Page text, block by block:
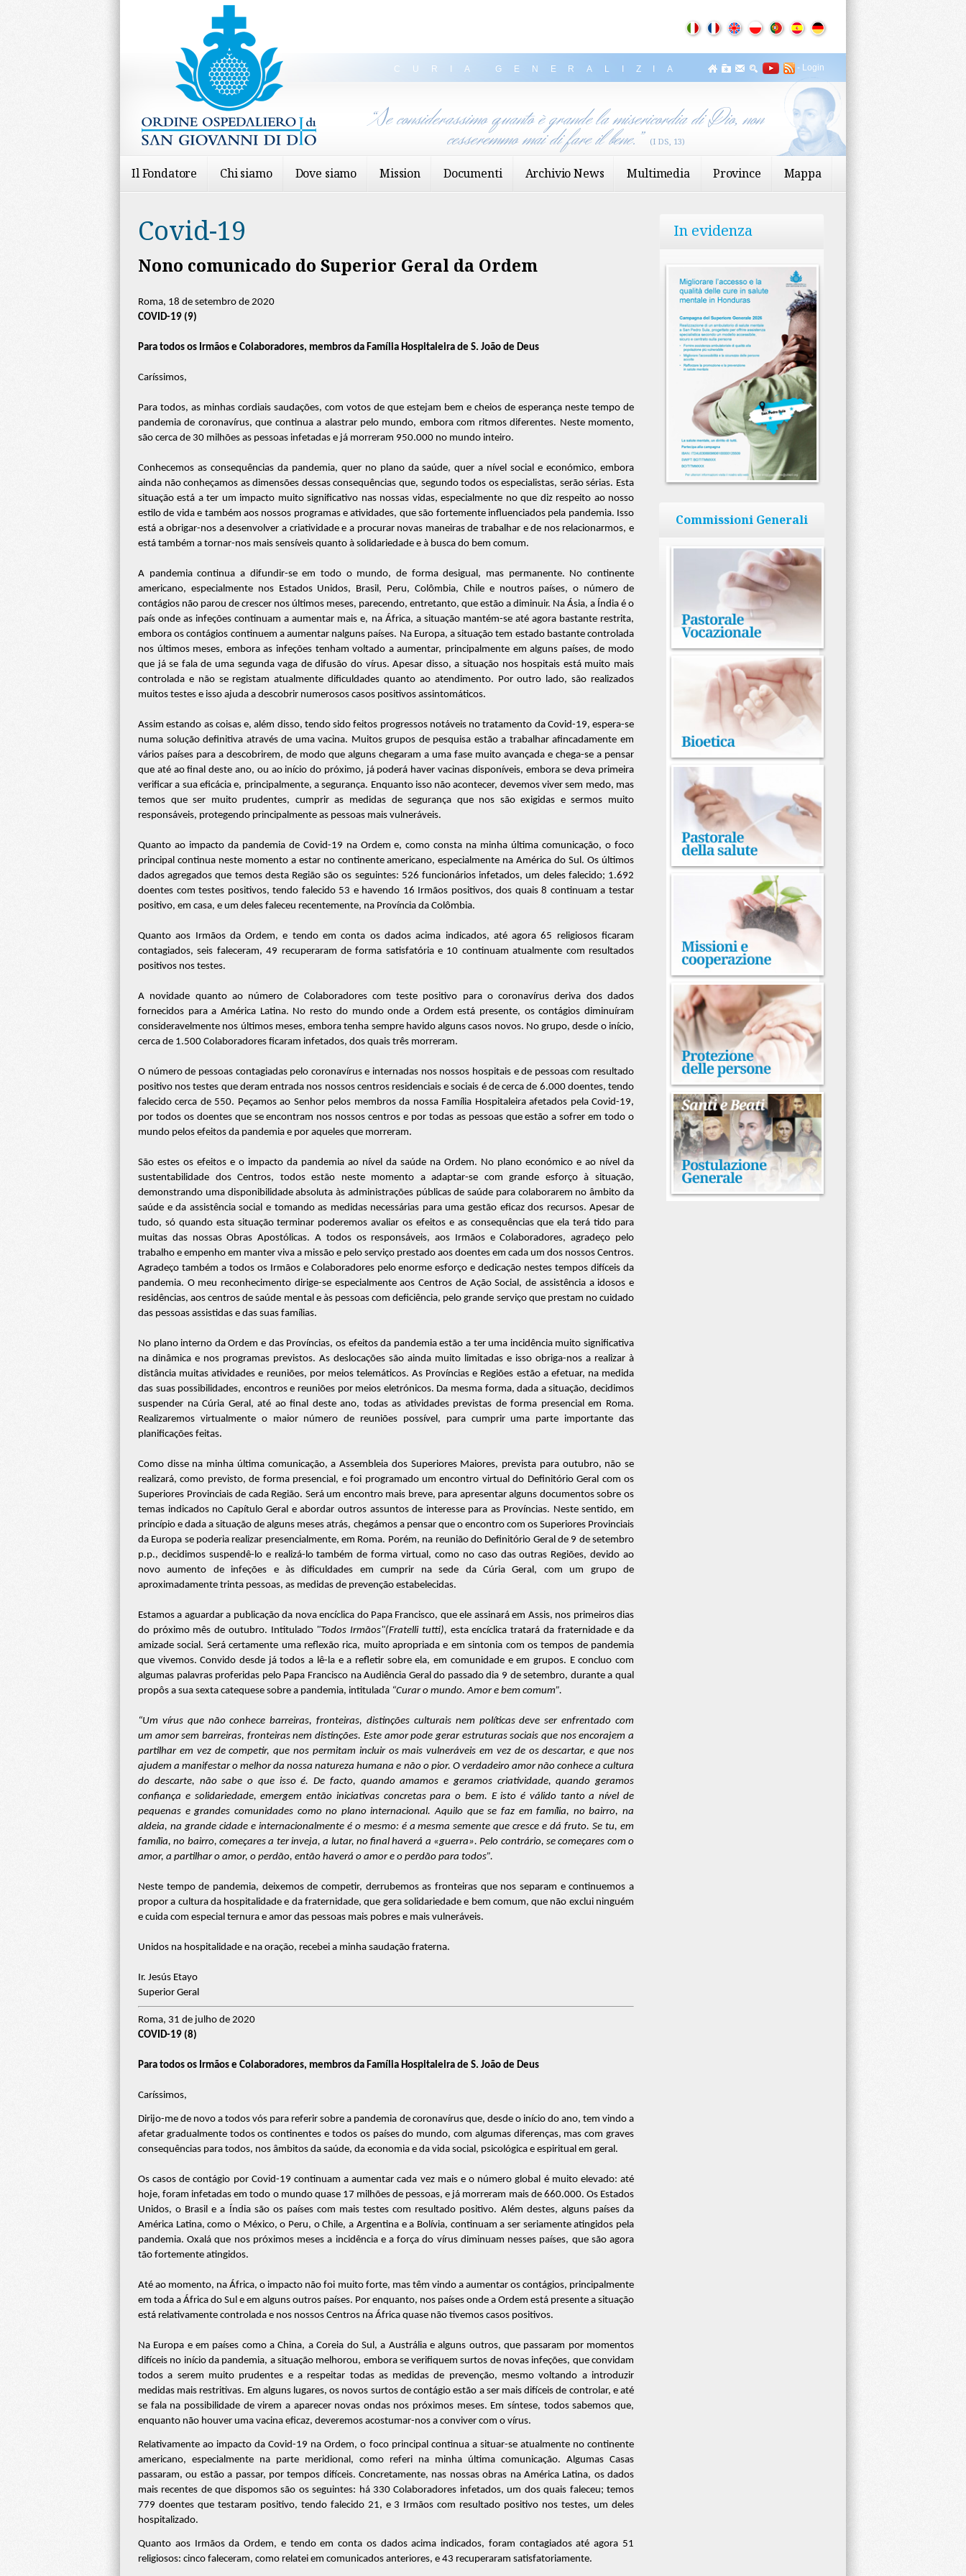
Il Fondatore Chi siamo Dove siamo Mission Documenti Archivio News Multimedia Province Mappa
CURIA GENERALIZIA - Login
“Se considerassimo quanto è grande la misericordia di Dio, non
cesseremmo mai di fare il bene.” (I DS, 13)
Covid-19
Nono comunicado do Superior Geral da Ordem
Roma, 18 de setembro de 2020
COVID-19 (9)
Para todos os Irmãos e Colaboradores, membros da Família Hospitaleira de S. João de Deus
Caríssimos,
Para todos, as minhas cordiais saudações, com votos de que estejam bem e cheios de esperança neste tempo de
pandemia de coronavírus, que continua a alastrar pelo mundo, embora com ritmos diferentes. Neste momento,
são cerca de 30 milhões as pessoas infetadas e já morreram 950.000 no mundo inteiro.
Conhecemos as consequências da pandemia, quer no plano da saúde, quer a nível social e económico, embora
ainda não conheçamos as dimensões dessas consequências que, segundo todos os especialistas, serão sérias. Esta
situação está a ter um impacto muito significativo nas nossas vidas, especialmente no que diz respeito ao nosso
estilo de vida e também aos nossos programas e atividades, que são fortemente influenciados pela pandemia. Isso
está a obrigar-nos a desenvolver a criatividade e a procurar novas maneiras de trabalhar e de nos relacionarmos, e
está também a tornar-nos mais sensíveis quanto à solidariedade e à busca do bem comum.
A pandemia continua a difundir-se em todo o mundo, de forma desigual, mas permanente. No continente
americano, especialmente nos Estados Unidos, Brasil, Peru, Colômbia, Chile e noutros países, o número de
contágios não parou de crescer nos últimos meses, parecendo, entretanto, que estão a diminuir. Na Ásia, a Índia é o
país onde as infeções continuam a aumentar mais e, na África, a situação mantém-se até agora bastante restrita,
embora os contágios continuem a aumentar nalguns países. Na Europa, a situação tem estado bastante controlada
nos últimos meses, embora as infeções tenham voltado a aumentar, principalmente em alguns países, de modo
que já se fala de uma segunda vaga de difusão do vírus. Apesar disso, a situação nos hospitais está muito mais
controlada e não se registam atualmente dificuldades quanto ao atendimento. Por outro lado, são realizados
muitos testes e isso ajuda a descobrir numerosos casos positivos assintomáticos.
Assim estando as coisas e, além disso, tendo sido feitos progressos notáveis no tratamento da Covid-19, espera-se
numa solução definitiva através de uma vacina. Muitos grupos de pesquisa estão a trabalhar afincadamente em
vários países para a descobrirem, de modo que alguns chegaram a uma fase muito avançada e chega-se a pensar
que até ao final deste ano, ou ao início do próximo, já poderá haver vacinas disponíveis, embora se deva primeira
verificar a sua eficácia e, principalmente, a segurança. Enquanto isso não acontecer, devemos viver sem medo, mas
temos que ser muito prudentes, cumprir as medidas de segurança que nos são exigidas e sermos muito
responsáveis, protegendo principalmente as pessoas mais vulneráveis.
Quanto ao impacto da pandemia de Covid-19 na Ordem e, como consta na minha última comunicação, o foco
principal continua neste momento a estar no continente americano, especialmente na América do Sul. Os últimos
dados agregados que temos desta Região são os seguintes: 526 funcionários infetados, um deles falecido; 1.692
doentes com testes positivos, tendo falecido 53 e havendo 16 Irmãos positivos, dos quais 8 continuam a testar
positivo, em casa, e um deles faleceu recentemente, na Província da Colômbia.
Quanto aos Irmãos da Ordem, e tendo em conta os dados acima indicados, até agora 65 religiosos ficaram
contagiados, seis faleceram, 49 recuperaram de forma satisfatória e 10 continuam atualmente com resultados
positivos nos testes.
A novidade quanto ao número de Colaboradores com teste positivo para o coronavírus deriva dos dados
fornecidos para a América Latina. No resto do mundo onde a Ordem está presente, os contágios diminuíram
consideravelmente nos últimos meses, embora tenha sempre havido alguns casos novos. No grupo, desde o início,
cerca de 1.500 Colaboradores ficaram infetados, dos quais três morreram.
O número de pessoas contagiadas pelo coronavírus e internadas nos nossos hospitais e de pessoas com resultado
positivo nos testes que deram entrada nos nossos centros residenciais e sociais é de cerca de 6.000 doentes, tendo
falecido cerca de 550. Peçamos ao Senhor pelos membros da nossa Família Hospitaleira afetados pela Covid-19,
por todos os doentes que se encontram nos nossos centros e por todas as pessoas que estão a sofrer em todo o
mundo pelos efeitos da pandemia e por aqueles que morreram.
São estes os efeitos e o impacto da pandemia ao nível da saúde na Ordem. No plano económico e ao nível da
sustentabilidade dos Centros, todos estão neste momento a adaptar-se com grande esforço à situação,
demonstrando uma disponibilidade absoluta às administrações públicas de saúde para colaborarem no âmbito da
saúde e da assistência social e tomando as medidas necessárias para uma gestão eficaz dos recursos. Apesar de
tudo, só quando esta situação terminar poderemos avaliar os efeitos e as consequências que ela terá tido para
muitas das nossas Obras Apostólicas. A todos os responsáveis, aos Irmãos e Colaboradores, agradeço pelo
trabalho e empenho em manter viva a missão e pelo serviço prestado aos doentes em cada um dos nossos Centros.
Agradeço também a todos os Irmãos e Colaboradores pelo enorme esforço e dedicação nestes tempos difíceis da
pandemia. O meu reconhecimento dirige-se especialmente aos Centros de Ação Social, de assistência a idosos e
residências, aos centros de saúde mental e às pessoas com deficiência, pelo grande serviço que prestam no cuidado
das pessoas assistidas e das suas famílias.
No plano interno da Ordem e das Províncias, os efeitos da pandemia estão a ter uma incidência muito significativa
na dinâmica e nos programas previstos. As deslocações são ainda muito limitadas e isso obriga-nos a realizar à
distância muitas atividades e reuniões, por meios telemáticos. As Províncias e Regiões estão a efetuar, na medida
das suas possibilidades, encontros e reuniões por meios eletrónicos. Da mesma forma, dada a situação, decidimos
suspender na Cúria Geral, até ao final deste ano, todas as atividades previstas de forma presencial em Roma.
Realizaremos virtualmente o maior número de reuniões possível, para cumprir uma parte importante das
planificações feitas.
Como disse na minha última comunicação, a Assembleia dos Superiores Maiores, prevista para outubro, não se
realizará, como previsto, de forma presencial, e foi programado um encontro virtual do Definitório Geral com os
Superiores Provinciais de cada Região. Será um encontro mais breve, para apresentar alguns documentos sobre os
temas indicados no Capítulo Geral e abordar outros assuntos de interesse para as Províncias. Neste sentido, em
princípio e dada a situação de alguns meses atrás, chegámos a pensar que o encontro com os Superiores Provinciais
da Europa se poderia realizar presencialmente, em Roma. Porém, na reunião do Definitório Geral de 9 de setembro
p.p., decidimos suspendê-lo e realizá-lo também de forma virtual, como no caso das outras Regiões, devido ao
novo aumento de infeções e às dificuldades em cumprir na sede da Cúria Geral, com um grupo de
aproximadamente trinta pessoas, as medidas de prevenção estabelecidas.
Estamos a aguardar a publicação da nova encíclica do Papa Francisco, que ele assinará em Assis, nos primeiros dias
do próximo mês de outubro. Intitulado "Todos Irmãos"(Fratelli tutti), esta encíclica tratará da fraternidade e da
amizade social. Será certamente uma reflexão rica, muito apropriada e em sintonia com os tempos de pandemia
que vivemos. Convido desde já todos a lê-la e a refletir sobre ela, em comunidade e em grupos. E concluo com
algumas palavras proferidas pelo Papa Francisco na Audiência Geral do passado dia 9 de setembro, durante a qual
propôs a sua sexta catequese sobre a pandemia, intitulada “Curar o mundo. Amor e bem comum”.
“Um vírus que não conhece barreiras, fronteiras, distinções culturais nem políticas deve ser enfrentado com
um amor sem barreiras, fronteiras nem distinções. Este amor pode gerar estruturas sociais que nos encorajem a
partilhar em vez de competir, que nos permitam incluir os mais vulneráveis em vez de os descartar, e que nos
ajudem a manifestar o melhor da nossa natureza humana e não o pior. O verdadeiro amor não conhece a cultura
do descarte, não sabe o que isso é. De facto, quando amamos e geramos criatividade, quando geramos
confiança e solidariedade, emergem então iniciativas concretas para o bem. E isto é válido tanto a nível de
pequenas e grandes comunidades como no plano internacional. Aquilo que se faz em família, no bairro, na
aldeia, na grande cidade e internacionalmente é o mesmo: é a mesma semente que cresce e dá fruto. Se tu, em
família, no bairro, começares a ter inveja, a lutar, no final haverá a «guerra». Pelo contrário, se começares com o
amor, a partilhar o amor, o perdão, então haverá o amor e o perdão para todos”.
Neste tempo de pandemia, deixemos de competir, derrubemos as fronteiras que nos separam e continuemos a
propor a cultura da hospitalidade e da fraternidade, que gera solidariedade e bem comum, que não exclui ninguém
e cuida com especial ternura e amor das pessoas mais pobres e mais vulneráveis.
Unidos na hospitalidade e na oração, recebei a minha saudação fraterna.
Ir. Jesús Etayo
Superior Geral
Roma, 31 de julho de 2020
COVID-19 (8)
Para todos os Irmãos e Colaboradores, membros da Família Hospitaleira de S. João de Deus
Caríssimos,
Dirijo-me de novo a todos vós para referir sobre a pandemia de coronavírus que, desde o início do ano, tem vindo a
afetar gradualmente todos os continentes e todos os países do mundo, com algumas diferenças, mas com graves
consequências para todos, nos âmbitos da saúde, da economia e da vida social, psicológica e espiritual em geral.
Os casos de contágio por Covid-19 continuam a aumentar cada vez mais e o número global é muito elevado: até
hoje, foram infetadas em todo o mundo quase 17 milhões de pessoas, e já morreram mais de 660.000. Os Estados
Unidos, o Brasil e a Índia são os países com mais testes com resultado positivo. Além destes, alguns países da
América Latina, como o México, o Peru, o Chile, a Argentina e a Bolívia, continuam a ser seriamente atingidos pela
pandemia. Oxalá que nos próximos meses a incidência e a força do vírus diminuam nesses países, que são agora
tão fortemente atingidos.
Até ao momento, na África, o impacto não foi muito forte, mas têm vindo a aumentar os contágios, principalmente
em toda a África do Sul e em alguns outros países. Por enquanto, nos países onde a Ordem está presente a situação
está relativamente controlada e nos nossos Centros na África quase não tivemos casos positivos.
Na Europa e em países como a China, a Coreia do Sul, a Austrália e alguns outros, que passaram por momentos
difíceis no início da pandemia, a situação melhorou, embora se verifiquem surtos de novas infeções, que convidam
todos a serem muito prudentes e a respeitar todas as medidas de prevenção, mesmo voltando a introduzir
medidas mais restritivas. Em alguns lugares, os novos surtos de contágio estão a ser mais difíceis de controlar, e até
se fala na possibilidade de virem a aparecer novas ondas nos próximos meses. Em síntese, todos sabemos que,
enquanto não houver uma vacina eficaz, deveremos acostumar-nos a conviver com o vírus.
Relativamente ao impacto da Covid-19 na Ordem, o foco principal continua a situar-se atualmente no continente
americano, especialmente na parte meridional, como referi na minha última comunicação. Algumas Casas
passaram, ou estão a passar, por tempos difíceis. Concretamente, nas nossas obras na América Latina, os dados
mais recentes de que dispomos são os seguintes: há 330 Colaboradores infetados, um dos quais faleceu; temos
779 doentes que testaram positivo, tendo falecido 21, e 3 Irmãos com resultado positivo nos testes, um deles
hospitalizado.
Quanto aos Irmãos da Ordem, e tendo em conta os dados acima indicados, foram contagiados até agora 51
religiosos: cinco faleceram, como relatei em comunicados anteriores, e 43 recuperaram satisfatoriamente.
In evidenza
Commissioni Generali